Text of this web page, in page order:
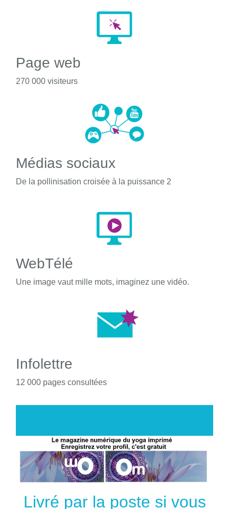
Page web
270 000 visiteurs
Médias sociaux
De la pollinisation croisée à la puissance 2
WebTélé
Une image vaut mille mots, imaginez une vidéo.
Infolettre
12 000 pages consultées
Livré par la poste si vous